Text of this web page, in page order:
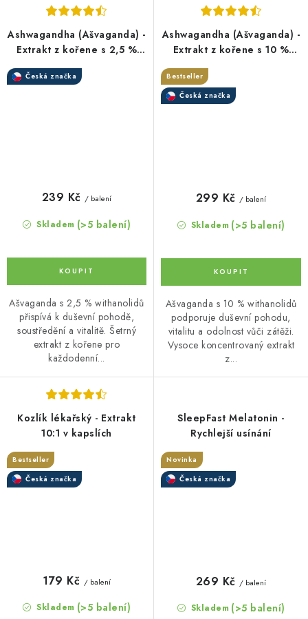
Ashwagandha (Ašvaganda) -
Extrakt z kořene s 2,5 %
withanolidů v kapslích
Česká značka
Skladem (>5 balení)
239 Kč / balení
Ašvaganda s 2,5 % withanolidů
přispívá k duševní pohodě,
soustředění a vitalitě. Šetrný
extrakt z kořene pro
každodenní...
Ashwagandha (Ašvaganda) -
Extrakt z kořene s 10 %
withanolidů v kapslích
Bestseller
Česká značka
Skladem (>5 balení)
299 Kč / balení
Ašvaganda s 10 % withanolidů
podporuje duševní pohodu,
vitalitu a odolnost vůči zátěži.
Vysoce koncentrovaný extrakt
z...
Kozlík lékařský - Extrakt
10:1 v kapslích
Bestseller
Česká značka
Skladem (>5 balení)
179 Kč / balení
SleepFast Melatonin -
Rychlejší usínání
Novinka
Česká značka
Skladem (>5 balení)
269 Kč / balení